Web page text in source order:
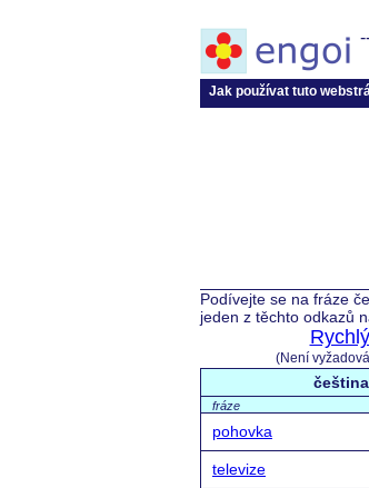
Jak používat tuto
Podívejte se na fráze
jeden z těchto odkazů
(Není
čeština
fráze
pohovka
televize